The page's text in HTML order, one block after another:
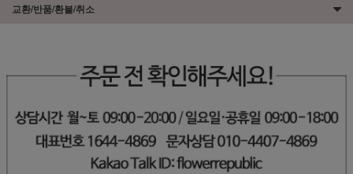
교환/반품/환불/취소